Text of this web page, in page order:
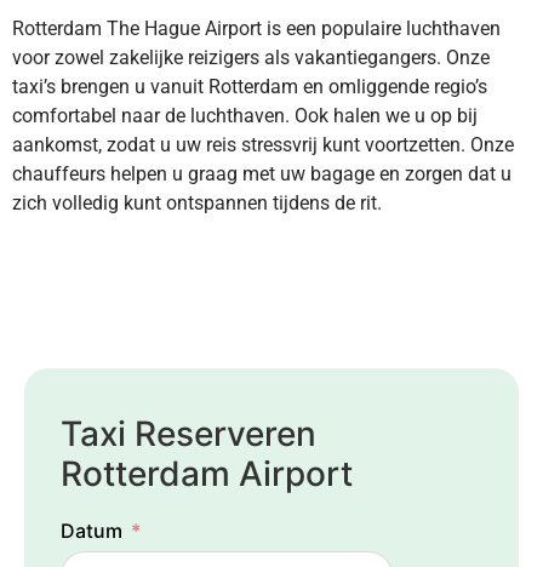
Rotterdam The Hague Airport is een populaire luchthaven
voor zowel zakelijke reizigers als vakantiegangers. Onze
taxi’s brengen u vanuit Rotterdam en omliggende regio’s
comfortabel naar de luchthaven. Ook halen we u op bij
aankomst, zodat u uw reis stressvrij kunt voortzetten. Onze
chauffeurs helpen u graag met uw bagage en zorgen dat u
zich volledig kunt ontspannen tijdens de rit.
Taxi Reserveren
Rotterdam Airport
Datum